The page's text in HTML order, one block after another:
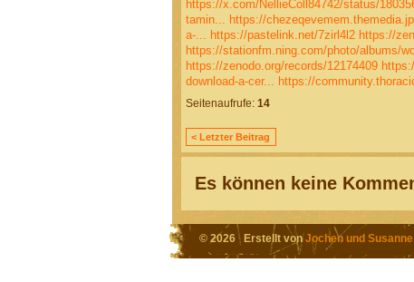
https://x.com/NellieColl84742/status/
tamin...
https://
a-...
https://pastelink.net/7zirl4l2 https://
https://stationfm.ning.com/photo/albums/
https://zenodo.org/records/12174409
download-a-cer...
https://
Seitenaufrufe: 14
< Letzter Beitrag
Es können keine
© 2026 Erstellt vonJochen und